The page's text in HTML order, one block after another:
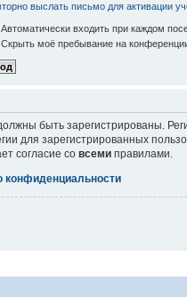
выслать письмо для активации
Автоматически входить при каждом
Скрыть моё пребывание на
быть зарегистрированы.
для зарегистрированных
согласие со всеми правилами.
конфиденциальности